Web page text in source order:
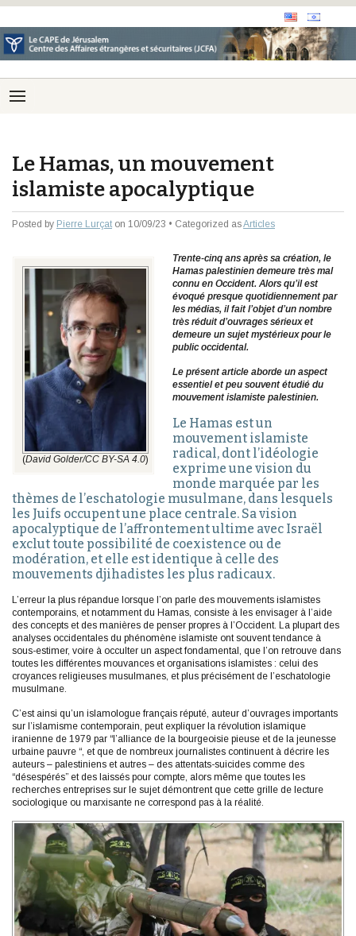
Le Hamas, un mouvement
islamiste apocalyptique
Posted by Pierre Lurçaton 10/09/23 • Categorized asArticles
(David Golder/CC BY-SA 4.0)
Trente-cinq ans après sa création, le
Hamas palestinien demeure très mal
connu en Occident. Alors qu’il est
évoqué presque quotidiennement par
les médias, il fait l’objet d’un nombre
très réduit d’ouvrages sérieux et
demeure un sujet mystérieux pour le
public occidental.
Le présent article aborde un aspect
essentiel et peu souvent étudié du
mouvement islamiste palestinien.
Le Hamas est un
mouvement islamiste
radical, dont l’idéologie
exprime une vision du
monde marquée par les
thèmes de l’eschatologie musulmane, dans lesquels
les Juifs occupent une place centrale. Sa vision
apocalyptique de l’affrontement ultime avec Israël
exclut toute possibilité de coexistence ou de
modération, et elle est identique à celle des
mouvements djihadistes les plus radicaux.
L’erreur la plus répandue lorsque l’on parle des mouvements islamistes
contemporains, et notamment du Hamas, consiste à les envisager à l’aide
des concepts et des manières de penser propres à l’Occident. La plupart des
analyses occidentales du phénomène islamiste ont souvent tendance à
sous-estimer, voire à occulter un aspect fondamental, que l’on retrouve dans
toutes les différentes mouvances et organisations islamistes : celui des
croyances religieuses musulmanes, et plus précisément de l’eschatologie
musulmane.
C’est ainsi qu’un islamologue français réputé, auteur d’ouvrages importants
sur l’islamisme contemporain, peut expliquer la révolution islamique
iranienne de 1979 par “l’alliance de la bourgeoisie pieuse et de la jeunesse
urbaine pauvre “, et que de nombreux journalistes continuent à décrire les
auteurs – palestiniens et autres – des attentats-suicides comme des
“désespérés” et des laissés pour compte, alors même que toutes les
recherches entreprises sur le sujet démontrent que cette grille de lecture
sociologique ou marxisante ne correspond pas à la réalité.